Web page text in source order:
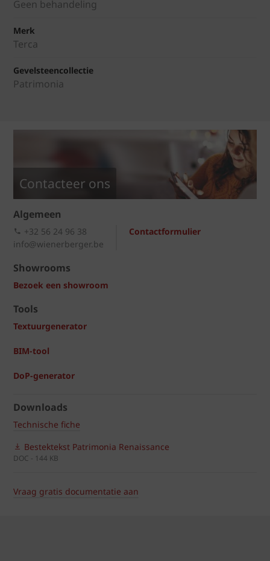
Geen behandeling
Merk
Terca
Gevelsteencollectie
Patrimonia
Contacteer ons
Algemeen
Contactformulier
+32 56 24 96 38
info@wienerberger.be
Showrooms
Bezoek een showroom
Tools
Textuurgenerator
BIM-tool
DoP-generator
Downloads
Technische fiche
Bestektekst Patrimonia Renaissance
DOC - 144 KB
Vraag gratis documentatie aan